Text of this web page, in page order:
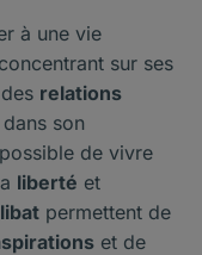
à une vie
sur ses
relations
son
de vivre
liberté et
permettent de
et de